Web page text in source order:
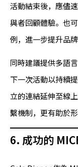
活動結束後，應儘
與者回顧體驗。也
例，進一步提升品牌
同時建議提供多語
下一次活動以持續
立的連結延伸至線
繫機制，更有助於
6. 成功的